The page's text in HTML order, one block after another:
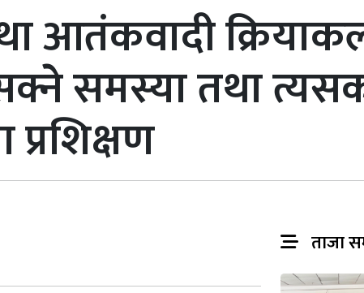
आतंकवादी
समस्या तथा
ताजा